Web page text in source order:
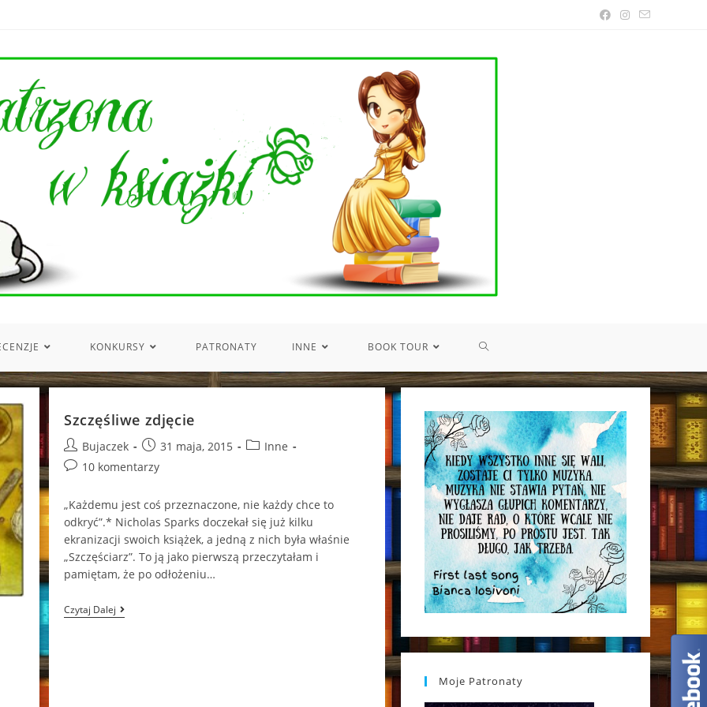
KONKURSY PATRONATY INNE BOOK TOUR TOGGLE
SEARCH
Szczęśliwe zdjęcie
Post
author:
Bujaczek
Post
published:
31 maja, 2015
PostInne
Post10 komentarzy
„Każdemu jest coś przeznaczone, nie każdy chce to
odkryć”.* Nicholas Sparks doczekał się już kilku
ekranizacji swoich książek, a jedną z nich była właśnie
„Szczęściarz”. To ją jako pierwszą przeczytałam i
pamiętam, że po odłożeniu…
Czytaj Dalej Szczęśliwe
Zdjęcie
Moje Patronaty